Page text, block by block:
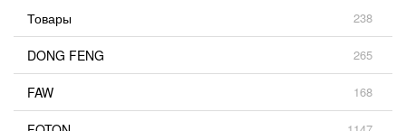
Товары
238
DONG FENG 265
FAW 168